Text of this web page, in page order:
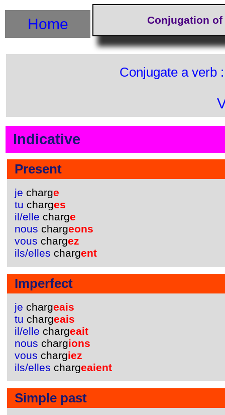
Conjugation
Home
Conjugate a verb
Indicative
Present
je charge
tu charges
il/elle charge
nous chargeons
vous chargez
ils/elles chargent
Imperfect
je chargeais
tu chargeais
il/elle chargeait
nous chargions
vous chargiez
ils/elles chargeaient
Simple past